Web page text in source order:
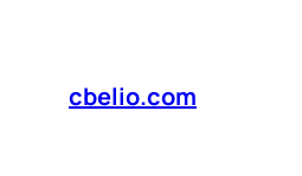
contenidocbelio.com